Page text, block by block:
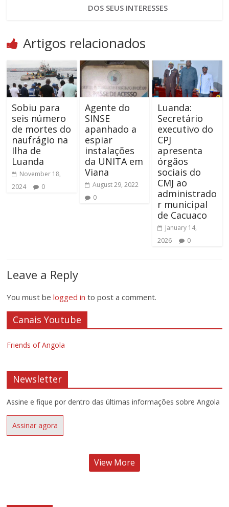
DOS SEUS INTERESSES
Artigos relacionados
Sobiu para
seis número
de mortes do
naufrágio na
Ilha de
Luanda
November 18,
2024
0
Agente do
SINSE
apanhado a
espiar
instalações
da UNITA em
Viana
August 29, 2022
0
Luanda:
Secretário
executivo do
CPJ
apresenta
órgãos
sociais do
CMJ ao
administrado
r municipal
de Cacuaco
January 14,
2026
0
Leave a Reply
You must belogged in to post a comment.
Canais Youtube
Friends of Angola
Newsletter
Assine e fique por dentro das últimas informações sobre Angola
Assinar agora
View More